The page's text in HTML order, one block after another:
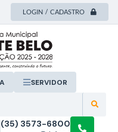
LOGIN / CADASTRO
SERVIDOR
(35) 3573-6800